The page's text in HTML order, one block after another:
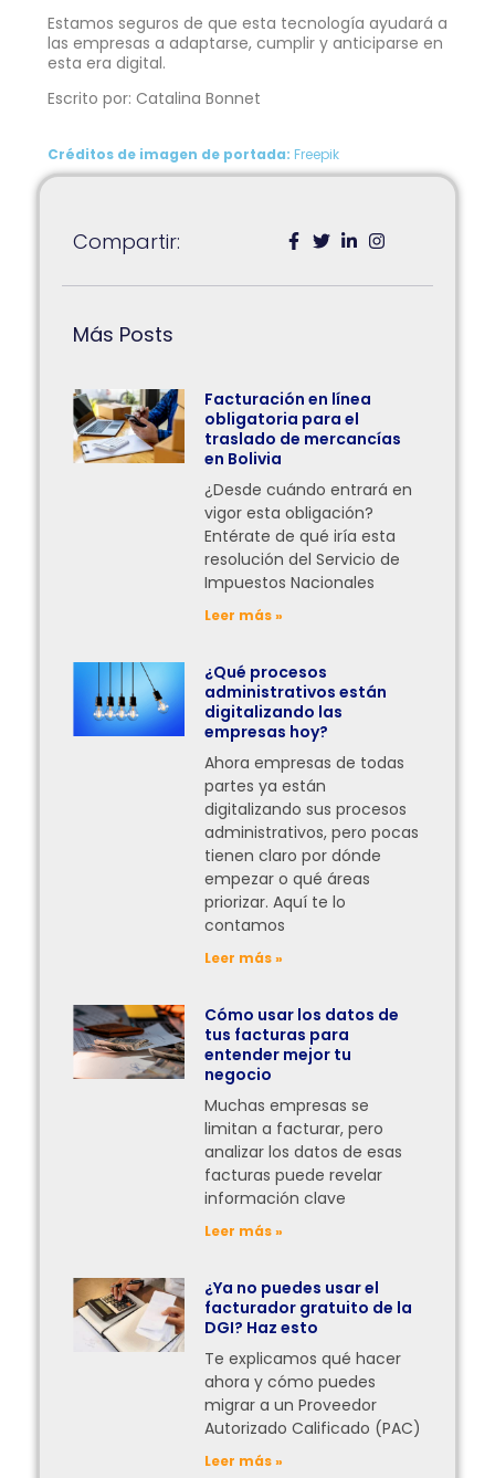
Estamos seguros de que esta tecnología ayudará a
las empresas a adaptarse, cumplir y anticiparse en
esta era digital.
Escrito por: Catalina Bonnet
Créditos de imagen de portada: Freepik
Compartir:
Más Posts
Facturación en línea
obligatoria para el
traslado de mercancías
en Bolivia
¿Desde cuándo entrará en
vigor esta obligación?
Entérate de qué iría esta
resolución del Servicio de
Impuestos Nacionales
Leer más »
¿Qué procesos
administrativos están
digitalizando las
empresas hoy?
Ahora empresas de todas
partes ya están
digitalizando sus procesos
administrativos, pero pocas
tienen claro por dónde
empezar o qué áreas
priorizar. Aquí te lo
contamos
Leer más »
Cómo usar los datos de
tus facturas para
entender mejor tu
negocio
Muchas empresas se
limitan a facturar, pero
analizar los datos de esas
facturas puede revelar
información clave
Leer más »
¿Ya no puedes usar el
facturador gratuito de la
DGI? Haz esto
Te explicamos qué hacer
ahora y cómo puedes
migrar a un Proveedor
Autorizado Calificado (PAC)
Leer más »